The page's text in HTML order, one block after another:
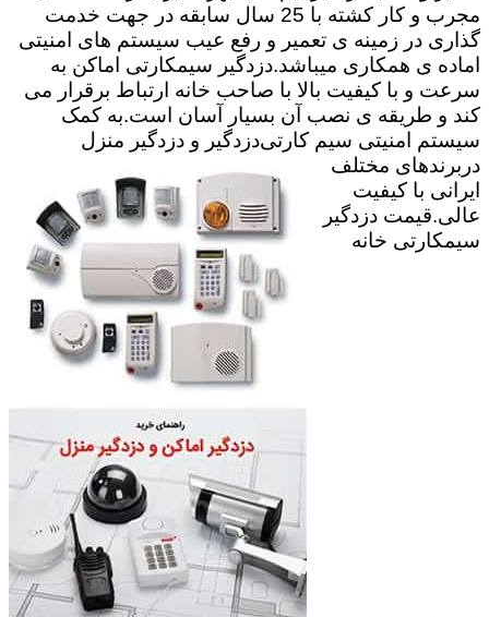
مجرب و کار کشته با 25 سال سابقه در جهت خدمت
گذاری در زمینه ی تعمیر و رفع عیب سیستم های امنیتی
اماده ی همکاری میباشد.دزدگیر سیمکارتی اماکن به
سرعت و با کیفیت بالا با صاحب خانه ارتباط برقرار می
کند و طریقه ی نصب آن بسیار آسان است.به کمک
سیستم امنیتی سیم کارتیدزدگیر و دزدگیر منزل
دربرندهای مختلف
ایرانی با کیفیت
عالی.قیمت دزدگیر
سیمکارتی خانه